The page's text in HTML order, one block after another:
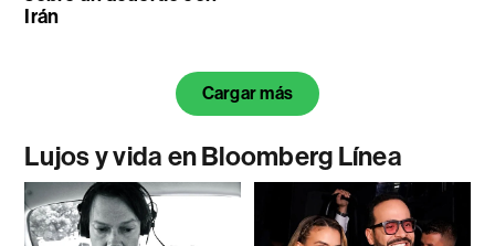
Irán
Cargar más
Lujos y vida en Bloomberg Línea